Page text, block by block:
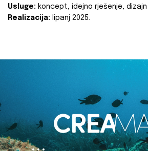
Usluge: koncept, idejno rješenje,
Realizacija: lipanj 2025.